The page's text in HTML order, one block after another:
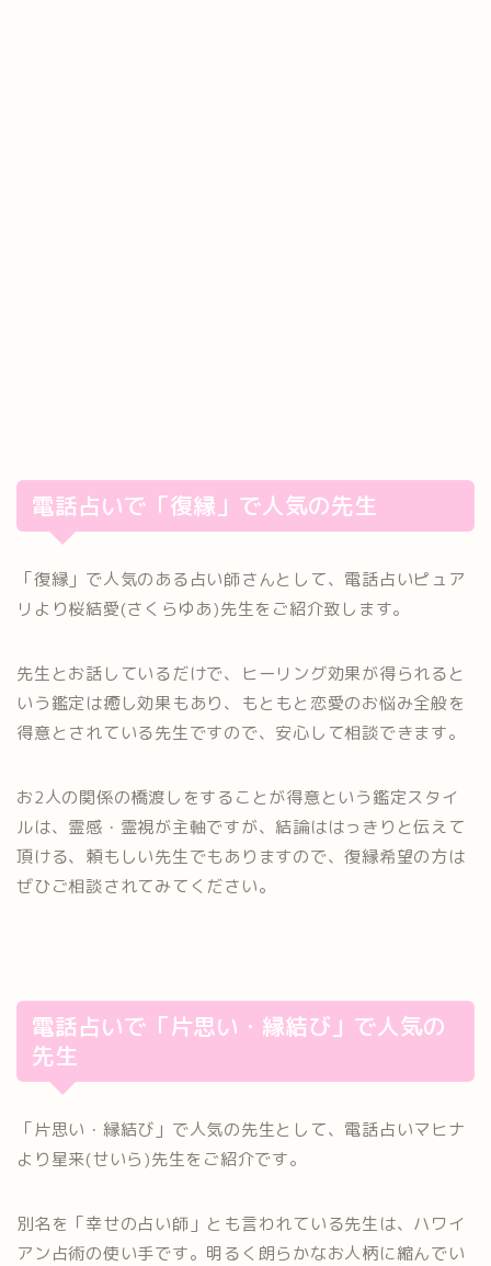
電話占いで「復縁」で人気の先生
「復縁」で人気のある占い師さんとして、電話占いピュア
リより桜結愛(さくらゆあ)先生をご紹介致します。
先生とお話しているだけで、ヒーリング効果が得られると
いう鑑定は癒し効果もあり、もともと恋愛のお悩み全般を
得意とされている先生ですので、安心して相談できます。
お2人の関係の橋渡しをすることが得意という鑑定スタイ
ルは、霊感・霊視が主軸ですが、結論ははっきりと伝えて
頂ける、頼もしい先生でもありますので、復縁希望の方は
ぜひご相談されてみてください。
電話占いで「片思い・縁結び」で人気の
先生
「片思い・縁結び」で人気の先生として、電話占いマヒナ
より星来(せいら)先生をご紹介です。
別名を「幸せの占い師」とも言われている先生は、ハワイ
アン占術の使い手です。明るく朗らかなお人柄に縮んでい